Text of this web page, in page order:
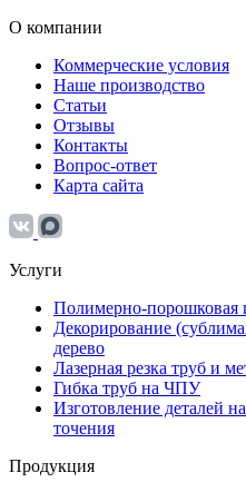
О компании
Коммерческие условия
Наше производство
Статьи
Отзывы
Контакты
Вопрос-ответ
Карта сайта
Услуги
Полимерно-порошковая
Декорирование
дерево
Лазерная резка труб и
Гибка труб на ЧПУ
Изготовление деталей
точения
Продукция